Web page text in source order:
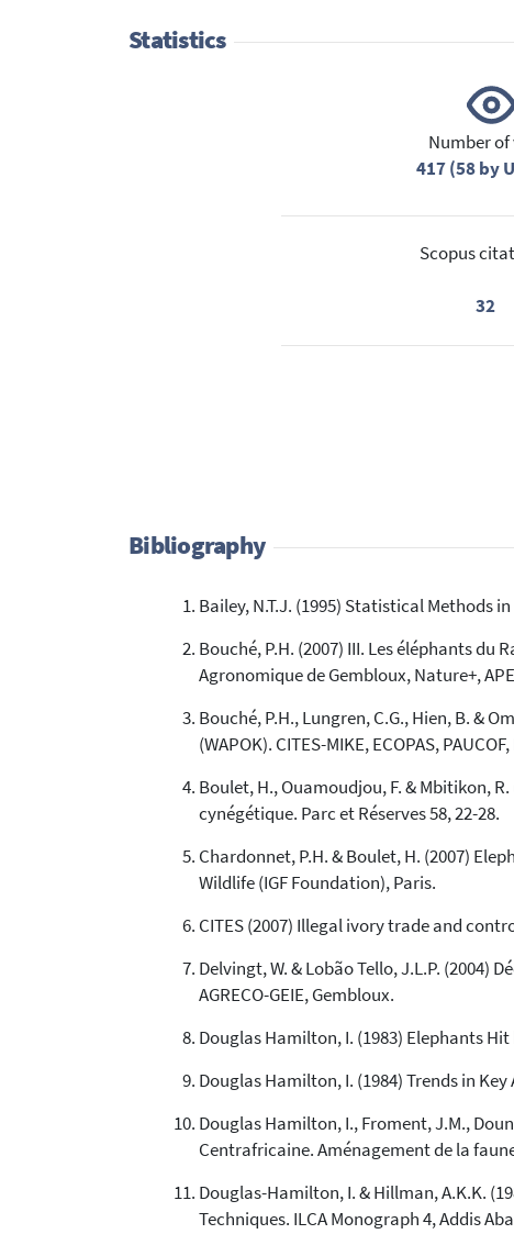
Statistics
Number of
417 (58 by
Scopus
32
Bibliography
Bailey, N.T.J. (1995) Statistical Methods
Bouché, P.H. (2007) III. Les éléphants du
Agronomique de Gembloux, Nature+,
Bouché, P.H., Lungren, C.G., Hien, B. &
(WAPOK). CITES-MIKE, ECOPAS,
Boulet, H., Ouamoudjou, F. & Mbitikon,
cynégétique. Parc et Réserves 58, 22-28.
Chardonnet, P.H. & Boulet, H. (2007)
Wildlife (IGF Foundation), Paris.
CITES (2007) Illegal ivory trade and
Delvingt, W. & Lobão Tello, J.L.P. (2004)
AGRECO-GEIE, Gembloux.
Douglas Hamilton, I. (1983) Elephants
Douglas Hamilton, I. (1984) Trends in
Douglas Hamilton, I., Froment, J.M.,
Centrafricaine. Aménagement de la
Douglas-Hamilton, I. & Hillman, A.K.K.
Techniques. ILCA Monograph 4, Addis